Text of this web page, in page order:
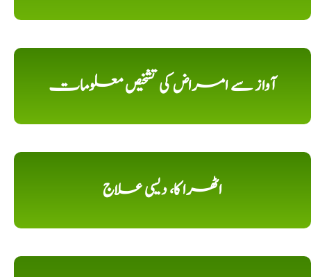
آواز سے امراض کی تشخیص معلومات
اٹھرا کا، دیسی علاج